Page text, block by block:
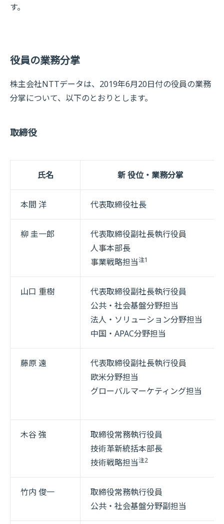
す。
役員の業務分掌
株主会社NTTデータは、2019年6月20日付の役員の業務
分掌について、以下のとおりとします。
取締役
氏名 新 役位・業務分掌
本間 洋 代表取締役社長
柳 圭一郎
代表取締役副社長執行役員
人事本部長
事業戦略担当注1
山口 重樹
代表取締役副社長執行役員
公共・社会基盤分野担当
法人・ソリューション分野担当
中国・APAC分野担当
藤原 遠
代表取締役副社長執行役員
欧米分野担当
グローバルマーケティング担当
木谷 強
取締役常務執行役員
技術革新統括本部長
技術戦略担当注2
竹内 俊一
取締役常務執行役員
公共・社会基盤分野副担当